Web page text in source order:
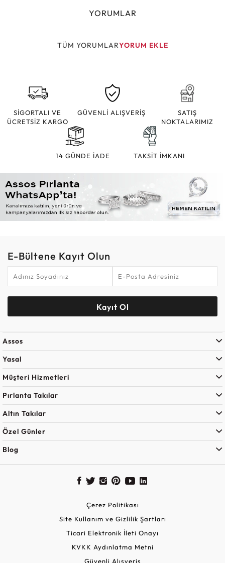
YORUMLAR
TÜM YORUMLARYORUM EKLE
SİGORTALI VE
ÜCRETSİZ KARGO
GÜVENLİ ALIŞVERİŞ
SATIŞ
NOKTALARIMIZ
14 GÜNDE İADE TAKSİT İMKANI
E-Bültene Kayıt Olun
Kayıt Ol
Assos
Yasal
Müşteri Hizmetleri
Pırlanta Takılar
Altın Takılar
Özel Günler
Blog
Çerez Politikası
Site Kullanım ve Gizlilik Şartları
Ticari Elektronik İleti Onayı
KVKK Aydınlatma Metni
Güvenli Alışveriş